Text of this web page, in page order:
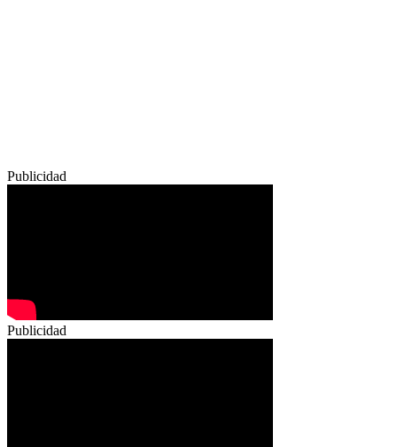
Publicidad
Publicidad